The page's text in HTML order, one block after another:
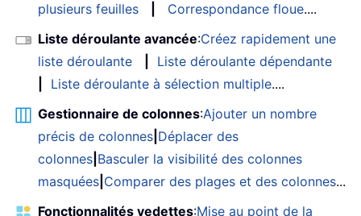
plusieurs feuilles
Correspondance floue....
Liste déroulante avancée:Créez rapidement une
liste déroulante
Liste déroulante dépendante
Liste déroulante à sélection multiple....
Gestionnaire de colonnes:Ajouter un nombre
précis de colonnes Déplacer des
colonnes Basculer la visibilité des colonnes
masquées Comparer des plages et des colonnes...
Fonctionnalités vedettes:Mise au point de la